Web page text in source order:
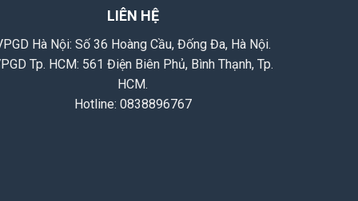
LIÊN HỆ
Hà Nội: Số 36 Hoàng Cầu, Đống Đa, Hà Nội.
Tp. HCM: 561 Điện Biên Phủ, Bình Thạnh, Tp.
HCM.
Hotline: 0838896767